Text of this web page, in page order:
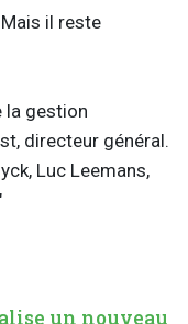
il reste
la gestion
directeur général.
Luc Leemans,
un nouveau